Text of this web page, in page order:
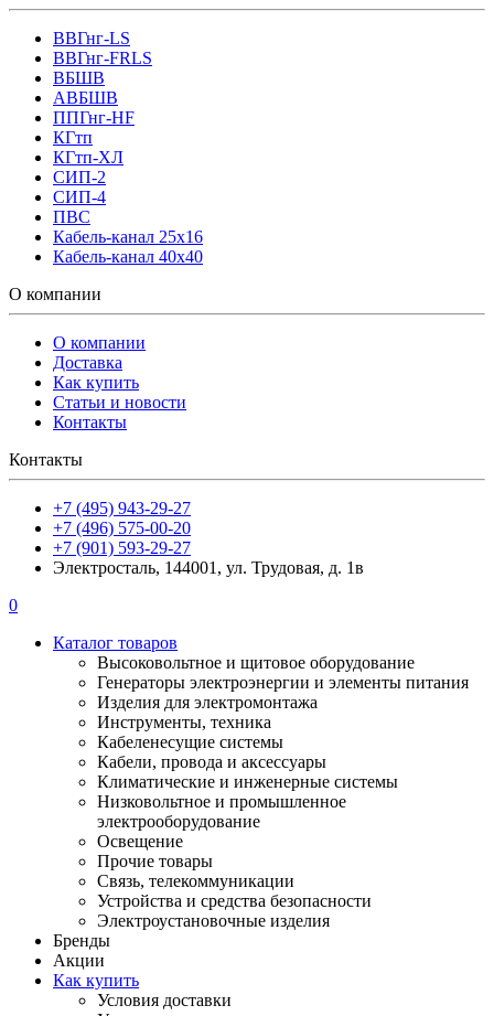
ВВГнг-LS
ВВГнг-FRLS
ВБШВ
АВБШВ
ППГнг-HF
КГтп
КГтп-ХЛ
СИП-2
СИП-4
ПВС
Кабель-канал 25х16
Кабель-канал 40х40
О компании
О компании
Доставка
Как купить
Статьи и новости
Контакты
Контакты
+7 (495) 943-29-27
+7 (496) 575-00-20
+7 (901) 593-29-27
Электросталь, 144001, ул. Трудовая, д. 1в
0
Каталог товаров
Высоковольтное и щитовое оборудование
Генераторы электроэнергии и элементы питания
Изделия для электромонтажа
Инструменты, техника
Кабеленесущие системы
Кабели, провода и аксессуары
Климатические и инженерные системы
Низковольтное и промышленное
электрооборудование
Освещение
Прочие товары
Связь, телекоммуникации
Устройства и средства безопасности
Электроустановочные изделия
Бренды
Акции
Как купить
Условия доставки